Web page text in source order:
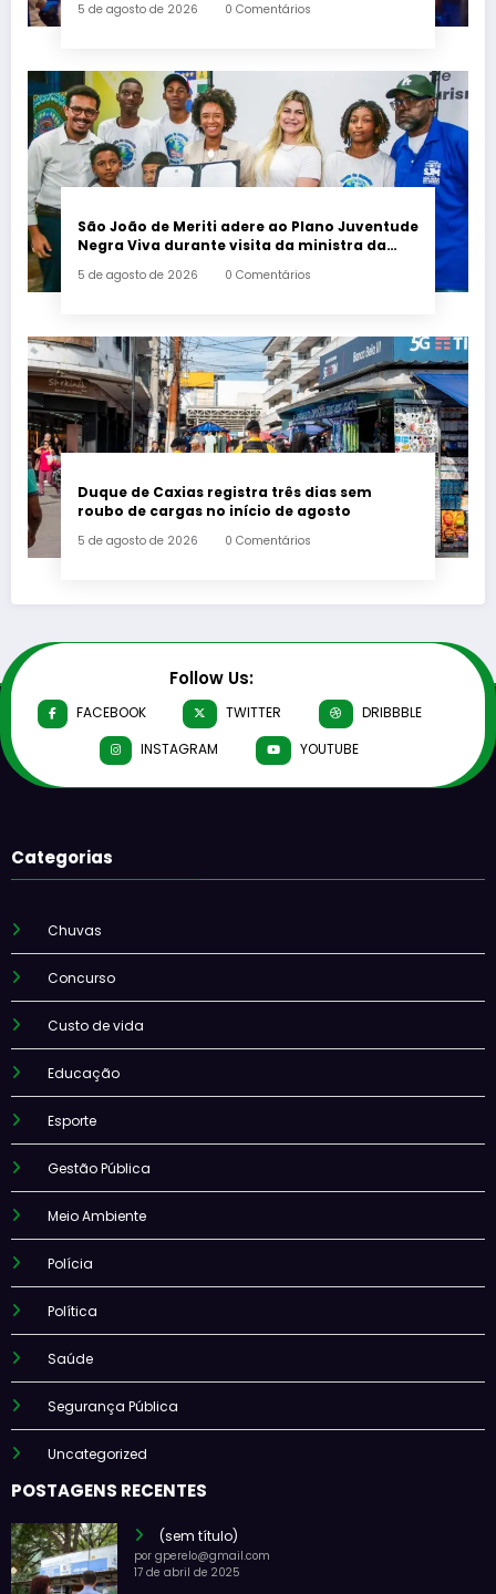
5 de agosto de 2026 0 Comentários
São João de Meriti adere ao Plano Juventude
Negra Viva durante visita da ministra da
5 de agosto de 2026 0 Comentários
Duque de Caxias registra três dias sem
roubo de cargas no início de agosto
5 de agosto de 2026 0 Comentários
Follow Us:
FACEBOOK TWITTER
DRIBBBLE
INSTAGRAM
YOUTUBE
Categorias
Chuvas
Concurso
Custo de vida
Educação
Esporte
Gestão Pública
Meio Ambiente
Polícia
Política
Saúde
Segurança Pública
Uncategorized
POSTAGENS RECENTES
(sem título)
por gperelo@gmail.com
17 de abril de 2025